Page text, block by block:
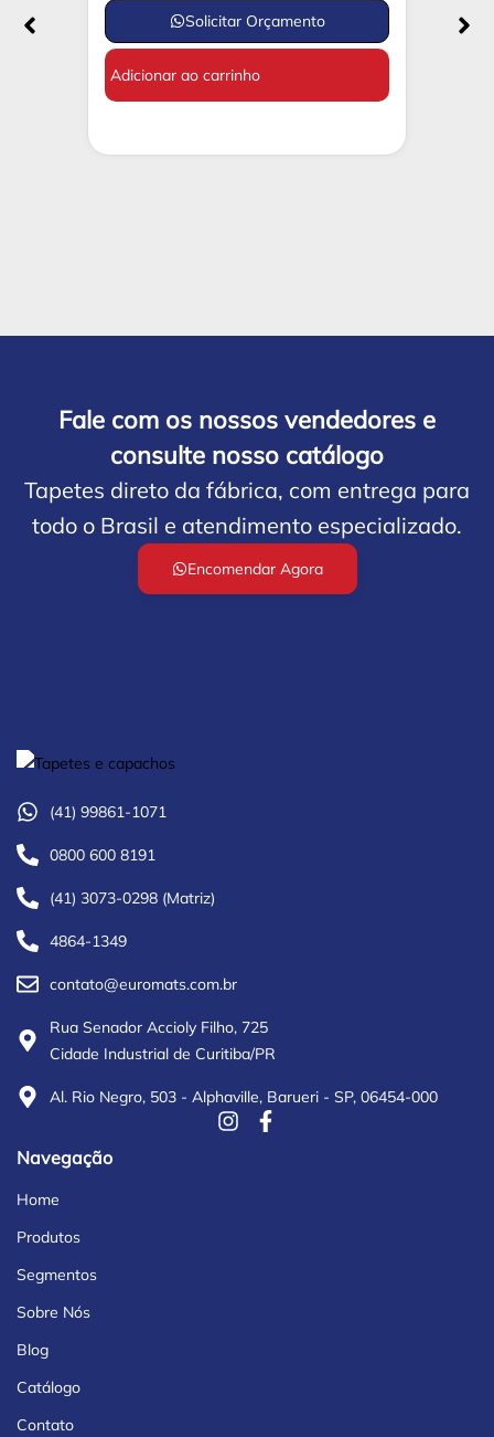
Solicitar Orçamento
Adicionar ao carrinho
Fale com os nossos vendedores e
consulte nosso catálogo
Tapetes direto da fábrica, com entrega para
todo o Brasil e atendimento especializado.
Encomendar Agora
(41) 99861-1071
0800 600 8191
(41) 3073-0298 (Matriz)
4864-1349
contato@euromats.com.br
Rua Senador Accioly Filho, 725
Cidade Industrial de Curitiba/PR
Al. Rio Negro, 503 - Alphaville, Barueri - SP, 06454-000
Navegação
Home
Produtos
Segmentos
Sobre Nós
Blog
Catálogo
Contato